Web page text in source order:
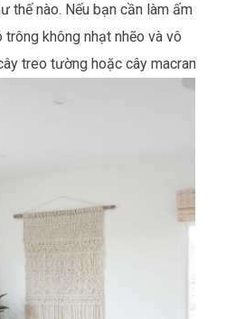
thế nào. Nếu bạn cần làm ấm
không nhạt nhẽo và vô
treo tường hoặc cây macramé.